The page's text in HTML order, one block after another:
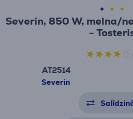
Severin, 850 W, melna/
-
AT2514
Severin